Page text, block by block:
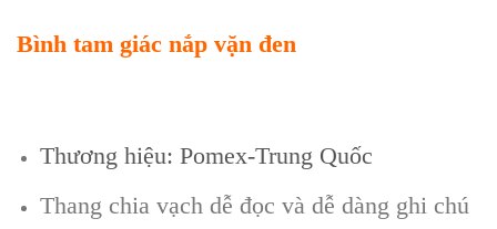
Bình tam giác nắp vặn đen
Thương hiệu: Pomex-Trung Quốc
Thang chia vạch dễ đọc và dễ dàng ghi chú